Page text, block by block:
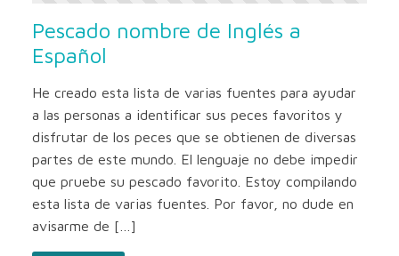
Pescado nombre de Inglés a
Español
He creado esta lista de varias fuentes para ayudar
a las personas a identificar sus peces favoritos y
disfrutar de los peces que se obtienen de diversas
partes de este mundo. El lenguaje no debe impedir
que pruebe su pescado favorito. Estoy compilando
esta lista de varias fuentes. Por favor, no dude en
avisarme de […]